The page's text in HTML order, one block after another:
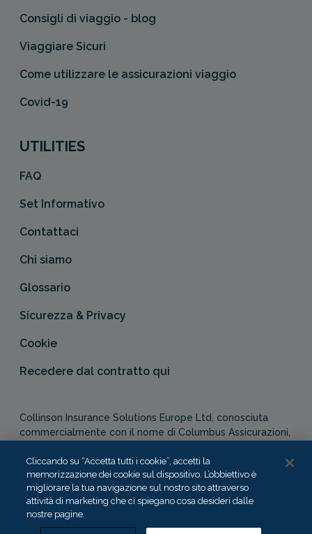
Consigli di viaggio - blog
Viaggiare Sicuri
Come utilizzare le assicurazioni viaggio
Covid-19
UTILITIES
FAQ
Set Informativo
Contattaci
Chi siamo
Glossario
Sicurezza & Privacy
Cookie
Recedere dal contratto qui
Collinson Insurance Solutions Europe Ltd, conosciuta
commercialmente con il nome di Columbus Assicurazioni,
Authority in qualità di agente assicurativo (Distribution Act
-Cap. 487). In Italia, Columbus Assicurazioni è soggetta
alla vigilanza dell’IVASS.
Cliccando su “Accetta tutti i cookie”, accetti la
memorizzazione dei cookie sul dispositivo. L’obbiettivo è
migliorare la tua navigazione sul nostro sito attraverso
attività di marketing che ci spiegano cosa desideri dalle
nostre pagine.